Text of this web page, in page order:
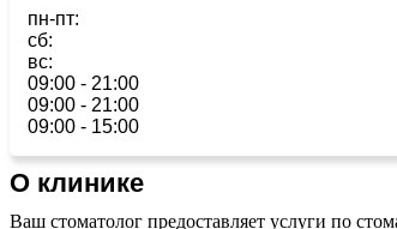
пн-пт:
сб:
вс:
09:00 - 21:00
09:00 - 21:00
09:00 - 15:00
О клинике
Ваш стоматолог предоставляет услуги по